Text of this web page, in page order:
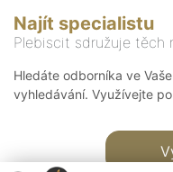
Najít specialistu
Plebiscit sdružuje těch
Hledáte odborníka ve
vyhledávání. Využívejte